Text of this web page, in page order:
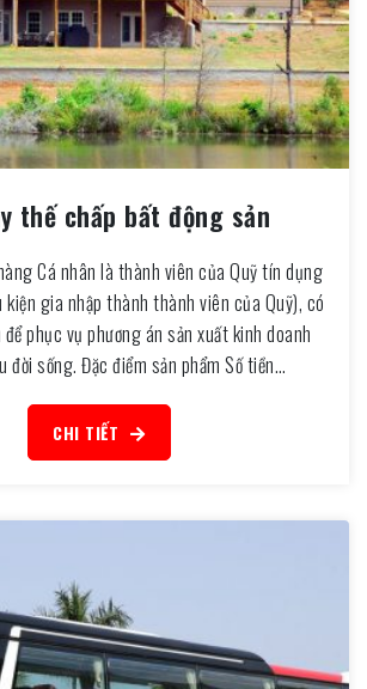
thế chấp bất động sản
Cá nhân là thành viên của Quỹ tín dụng
kiện gia nhập thành thành viên của Quỹ), có
phục vụ phương án sản xuất kinh doanh
đời sống. Đặc điểm sản phẩm Số tiền…
CHI TIẾT